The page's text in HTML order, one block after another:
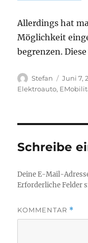
Allerdings hat
Möglichkeit
begrenzen.
Autor
Stefan
am
Juni 7,
Elektroauto,
Schreibe
Deine E-Mail-
Erforderliche Felder
KOMMENTAR *